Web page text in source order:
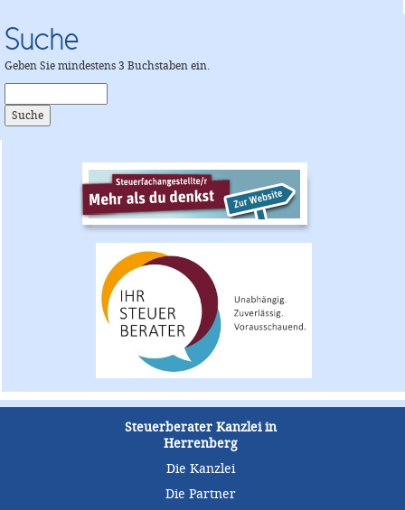
Suche
Geben Sie mindestens 3 Buchstaben ein.
Steuerberater Kanzlei in
Herrenberg
Die Kanzlei
Die Partner